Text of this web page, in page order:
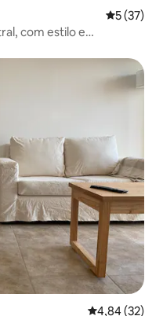
5 de uma
5 (37)
com estilo e
4,84 de uma
4,84 (32)